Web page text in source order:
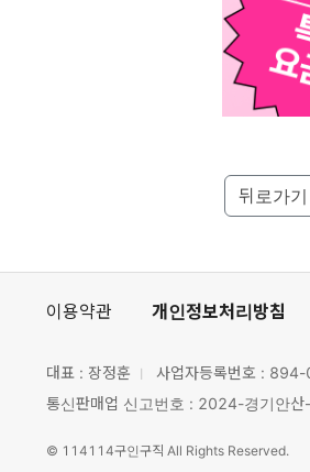
뒤로가기
이용약관 개인정보처리방침
대표 : 장정훈 사업자등록번호 : 894-
통신판매업 신고번호 : 2024-경기안
© 114114구인구직 All Rights Reserved.